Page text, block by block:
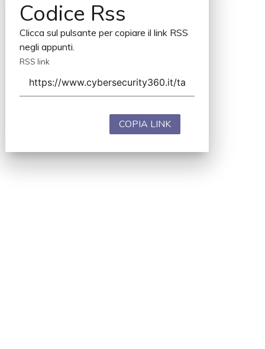
Codice Rss
Clicca sul pulsante per copiare il link RSS
negli appunti.
RSS link
COPIA LINK